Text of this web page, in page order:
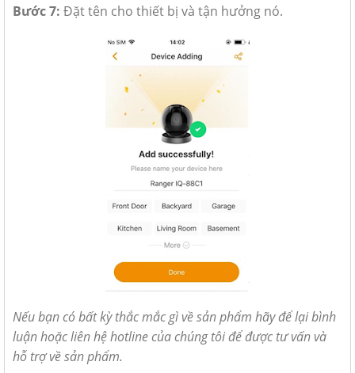
Bước 7: Đặt tên cho thiết bị và tận hưởng nó.
Nếu bạn có bất kỳ thắc mắc gì về sản phẩm hãy để lại bình
luận hoặc liên hệ hotline của chúng tôi để được tư vấn và
hỗ trợ về sản phẩm.